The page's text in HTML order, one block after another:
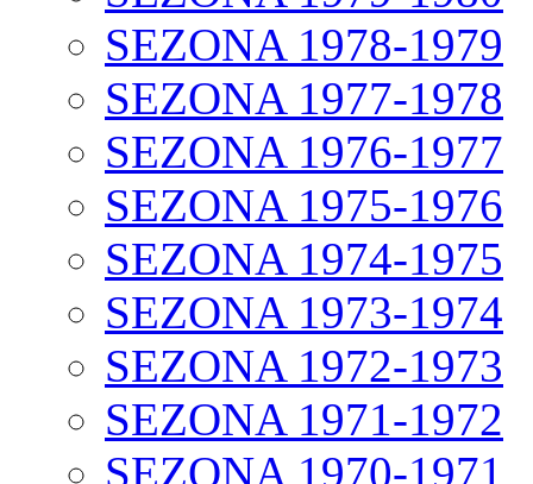
SEZONA 1978-1979
SEZONA 1977-1978
SEZONA 1976-1977
SEZONA 1975-1976
SEZONA 1974-1975
SEZONA 1973-1974
SEZONA 1972-1973
SEZONA 1971-1972
SEZONA 1970-1971